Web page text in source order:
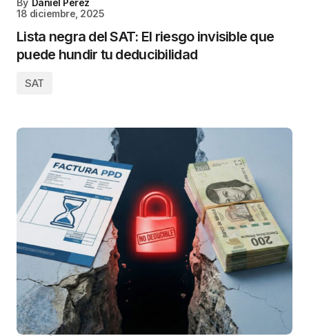
By Daniel Pérez
18 diciembre, 2025
Lista negra del SAT: El riesgo invisible que
puede hundir tu deducibilidad
SAT